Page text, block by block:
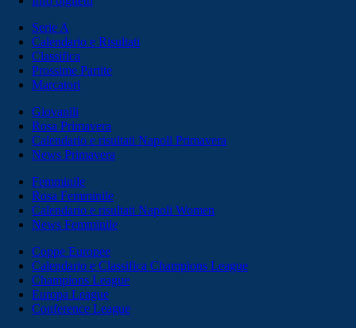
Serie A
Calendario e Risultati
Classifica
Prossime Partite
Marcatori
Giovanili
Rosa Primavera
Calendario e risultati Napoli Primavera
News Primavera
Femminile
Rosa Femminile
Calendario e risultati Napoli Women
News Femminile
Coppe Europee
Calendario e Classifica Champions League
Champions League
Europa League
Conference League